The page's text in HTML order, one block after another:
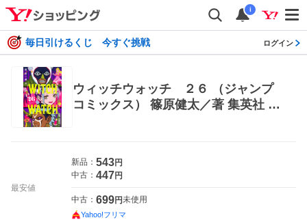
i
毎日引けるくじ 今すぐ挑戦 ログイン
ウィッチウォッチ ２６ （ジャンプ
コミックス） 篠原健太／著 集英社 ジ
最安値
新品： 543円
中古： 447円
中古： 699円未使用
Yahoo!フリマ